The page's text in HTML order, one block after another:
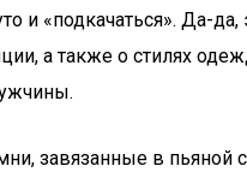
и «подкачаться». Да-
а также о стилях
завязанные в